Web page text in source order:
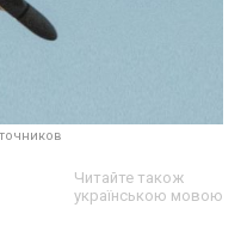
Читайте також
українською мовою